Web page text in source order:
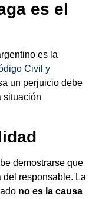
es el
es la
Civil y
un perjuicio debe
situación
demostrarse que
del responsable. La
no es la causa